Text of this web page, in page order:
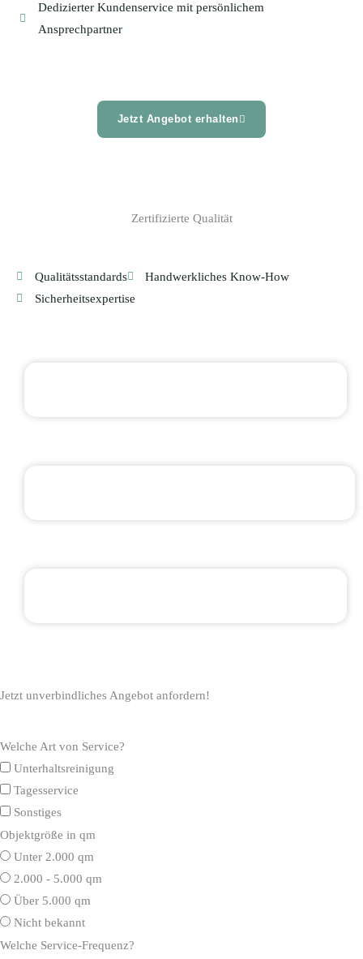
Dedizierter Kundenservice mit persönlichem
Ansprechpartner
Jetzt Angebot erhalten
Zertifizierte Qualität
Qualitätsstandards
Handwerkliches Know-How
Sicherheitsexpertise
Jetzt unverbindliches Angebot anfordern!
Welche Art von Service?
Unterhaltsreinigung
Tagesservice
Sonstiges
Objektgröße in qm
Unter 2.000 qm
2.000 - 5.000 qm
Über 5.000 qm
Nicht bekannt
Welche Service-Frequenz?